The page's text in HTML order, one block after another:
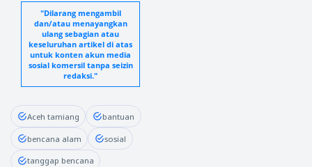
"Dilarang mengambil
dan/atau menayangkan
ulang sebagian atau
keseluruhan artikel di atas
untuk konten akun media
sosial komersil tanpa seizin
redaksi."
Aceh tamiang bantuan
bencana alam sosial
tanggap bencana